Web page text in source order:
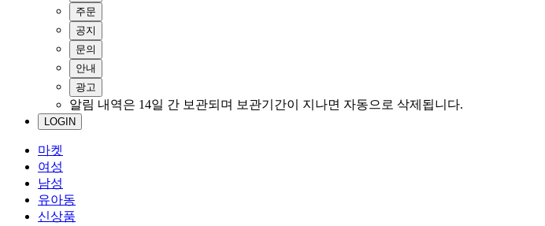
주문
공지
문의
안내
광고
알림 내역은 14일 간 보관되며 보관기간이 지나면 자동으로 삭제됩니다.
LOGIN
마켓
여성
남성
유아동
신상품